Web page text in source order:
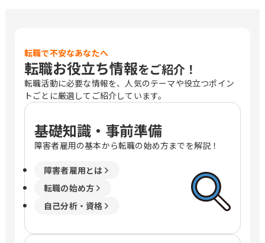
転職で不安なあなたへ
転職お役立ち情報をご紹介！
転職活動に必要な情報を、人気のテーマや役立つポイン
トごとに厳選してご紹介しています。
基礎知識・事前準備
障害者雇用の基本から転職の始め方までを解説！
障害者雇用とは
転職の始め方
自己分析・資格